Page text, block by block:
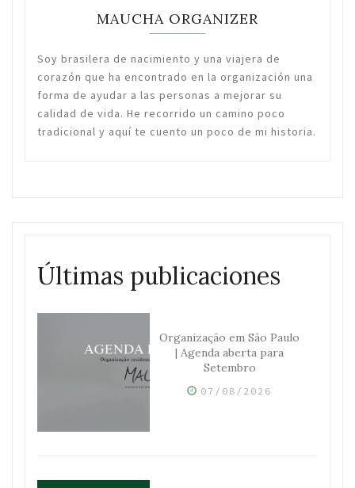
MAUCHA ORGANIZER
Soy brasilera de nacimiento y una viajera de
corazón que ha encontrado en la organización una
forma de ayudar a las personas a mejorar su
calidad de vida. He recorrido un camino poco
tradicional y aquí te cuento un poco de mi historia.
Últimas publicaciones
Organização em São Paulo
| Agenda aberta para
Setembro
07/08/2026